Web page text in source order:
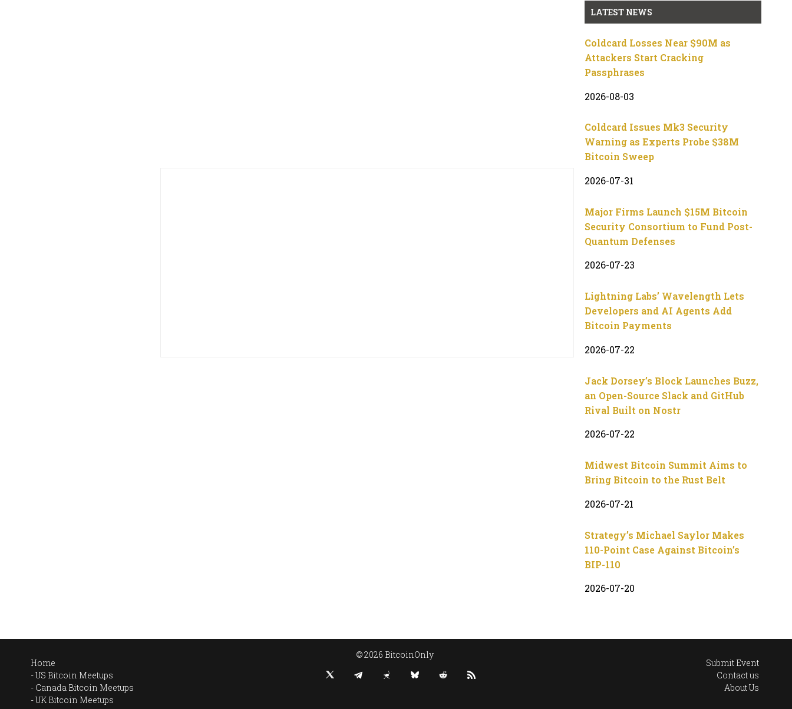
LATEST NEWS
Coldcard Losses Near $90M as
Attackers Start Cracking
Passphrases
2026-08-03
Coldcard Issues Mk3 Security
Warning as Experts Probe $38M
Bitcoin Sweep
2026-07-31
Major Firms Launch $15M Bitcoin
Security Consortium to Fund Post-
Quantum Defenses
2026-07-23
Lightning Labs’ Wavelength Lets
Developers and AI Agents Add
Bitcoin Payments
2026-07-22
Jack Dorsey’s Block Launches Buzz,
an Open-Source Slack and GitHub
Rival Built on Nostr
2026-07-22
Midwest Bitcoin Summit Aims to
Bring Bitcoin to the Rust Belt
2026-07-21
Strategy’s Michael Saylor Makes
110-Point Case Against Bitcoin’s
BIP-110
2026-07-20
Home
US Bitcoin Meetups
Canada Bitcoin Meetups
UK Bitcoin Meetups
© 2026 BitcoinOnly
Submit Event
Contact us
About Us